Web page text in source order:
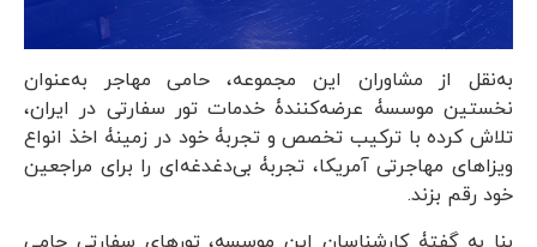
به‌نقل از مشاوران این مجموعه، حامی مهاجر به‌عنوان
نخستین موسسۀ عرضه‌کنندۀ خدمات تور سفارتی در ایران،
تلاش کرده با ترکیب تخصص و تجربۀ خود در زمینۀ اخذ انواع
ویزاهای مهاجرتی آمریکا، تجربۀ بی‌دغدغه‌ای را برای مراجعین
خود رقم بزند.